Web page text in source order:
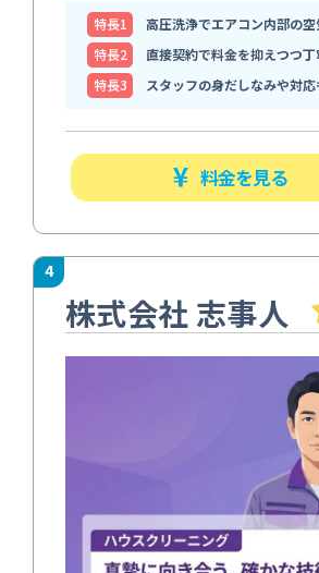
特⻑1
高圧洗浄でエアコン内部の
特⻑2
直接契約で料金を抑えつつ
特⻑3
スタッフの身だしなみや対
料金を見る
4
株式会社 志事人